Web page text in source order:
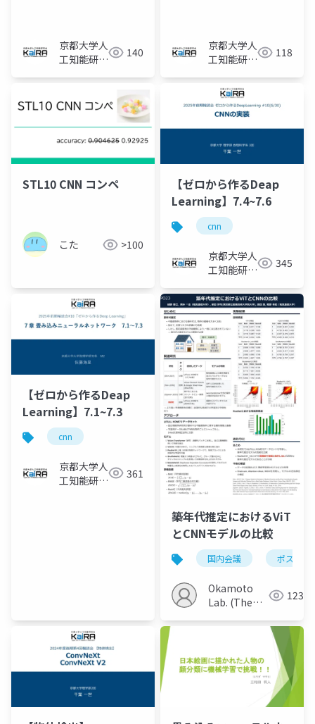
京都大学人
工知能研究
140
京都大学人
工知能研究
118
STL10 CNN コンペ
こた >100
【ゼロから作るDeap
Learning】7.4~7.6
cnn
京都大学人
工知能研究
345
【ゼロから作るDeap
Learning】7.1~7.3
cnn
京都大学人
工知能研究
361
築年代推定におけるViT
とCNNモデルの比較
国内会議 ポスター
Okamoto
Lab. (The
Communications)
123